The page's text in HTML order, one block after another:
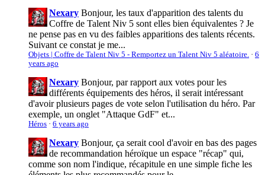
Nexary Bonjour, les taux d'apparition des talents du
Coffre de Talent Niv 5 sont elles bien équivalentes ? Je
ne pense pas en vu des faibles apparitions des talents récents.
Suivant ce constat je me...
Objets | Coffre de Talent Niv 5 - Remportez un Talent Niv 5 aléatoire. · 6
years ago
Nexary Bonjour, par rapport aux votes pour les
différents équipements des héros, il serait intéressant
d'avoir plusieurs pages de vote selon l'utilisation du héro. Par
exemple, un onglet "Attaque GdF" et...
Héros · 6 years ago
Nexary Bonjour, ça serait cool d'avoir en bas des pages
de recommandation héroïque un espace "récap" qui,
comme son nom l'indique, récapitule en une simple fiche les